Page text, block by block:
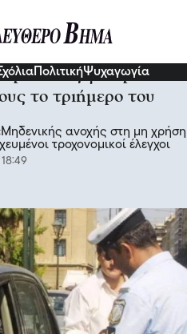
ΠολιτικήΨυχαγωγία
για χρήση
το τριήμερο του
ανοχής στη μη χρήση
τροχονομικοί έλεγχοι